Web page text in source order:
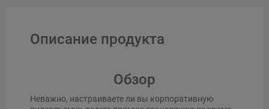
Описание продукта
Обзор
Неважно, настраиваете ли вы корпоративную